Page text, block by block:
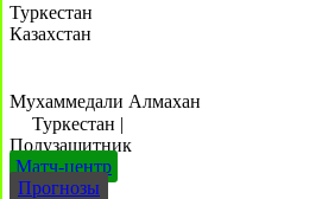
Туркестан
Казахстан
Мухаммедали Алмахан
Туркестан |
Полузащитник
Матч-центр
Прогнозы